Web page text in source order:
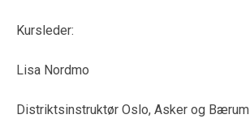
Kursleder:
Lisa Nordmo
Distriktsinstruktør Oslo, Asker og Bærum